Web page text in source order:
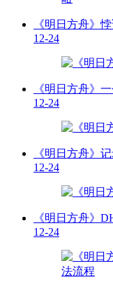
《明日方舟》
12-24
《明日方舟》
12-24
《明日方舟》
12-24
《明日方舟》
12-24